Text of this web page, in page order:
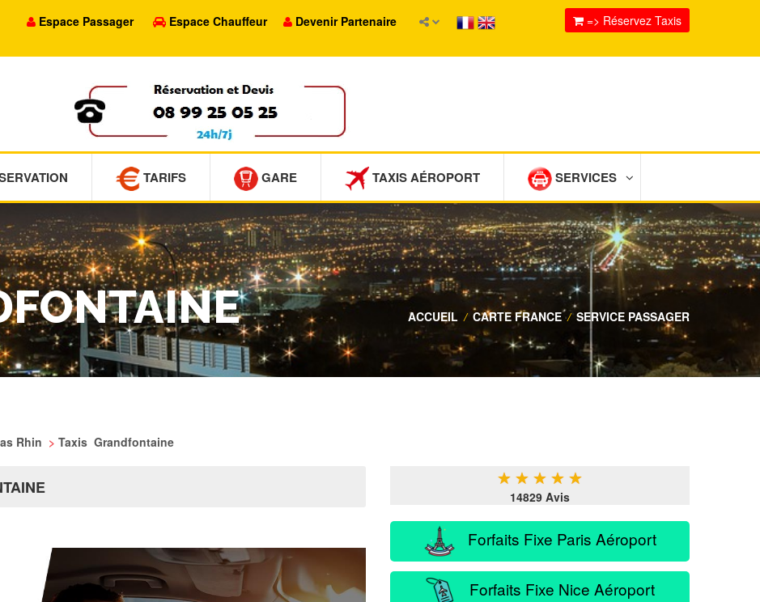
Espace Passager Espace Chauffeur Devenir Partenaire => Réservez Taxis
TARIFS GARE TAXIS AÉROPORT SERVICES
ACCUEIL / CARTE FRANCE / SERVICE PASSAGER
Rhin > Taxis Grandfontaine
★ ★ ★ ★ ★
14829 Avis
Forfaits Fixe Paris Aéroport
Forfaits Fixe Nice Aéroport